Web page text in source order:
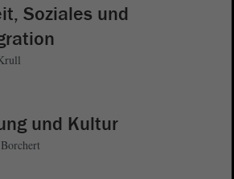
Soziales und
und Kultur